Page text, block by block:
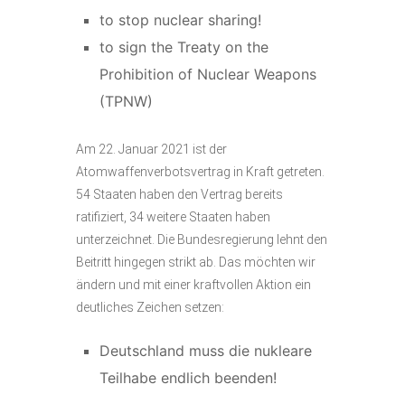
to stop nuclear sharing!
to sign the Treaty on the
Prohibition of Nuclear Weapons
(TPNW)
Am 22. Januar 2021 ist der
Atomwaffenverbotsvertrag in Kraft getreten.
54 Staaten haben den Vertrag bereits
ratifiziert, 34 weitere Staaten haben
unterzeichnet. Die Bundesregierung lehnt den
Beitritt hingegen strikt ab. Das möchten wir
ändern und mit einer kraftvollen Aktion ein
deutliches Zeichen setzen:
Deutschland muss die nukleare
Teilhabe endlich beenden!